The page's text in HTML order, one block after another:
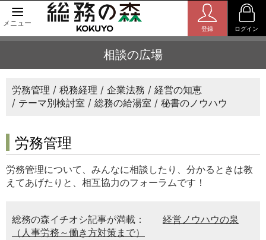
メニュー
登録 ログイン
相談の広場
労務管理 税務経理 企業法務
経営の知恵
テーマ別検討室
総務の給湯室 秘書のノウハウ
労務管理
労務管理について、みんなに相談したり、分かるときは教
えてあげたりと、相互協力のフォーラムです！
総務の森イチオシ記事が満載：
経営ノウハウの泉
（人事労務～働き方対策まで）